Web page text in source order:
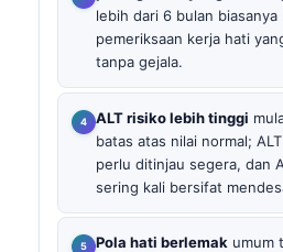
lebih dari 6 bulan biasanya
pemeriksaan kerja hati
tanpa gejala.
ALT risiko lebih tinggi
batas atas nilai normal;
perlu ditinjau segera, dan
sering kali bersifat
Pola hati berlemak umum